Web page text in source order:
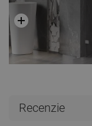
Recenzie